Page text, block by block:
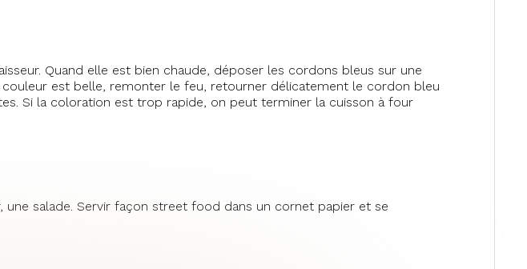
Quand elle est bien chaude, déposer les cordons bleus sur une
couleur est belle, remonter le feu, retourner délicatement le cordon bleu
Si la coloration est trop rapide, on peut terminer la cuisson à four
salade. Servir façon street food dans un cornet papier et se